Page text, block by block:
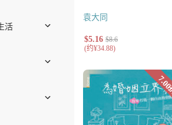
神学
教牧神学
系统神学
历史神学
历史与传记
传记
袁大同